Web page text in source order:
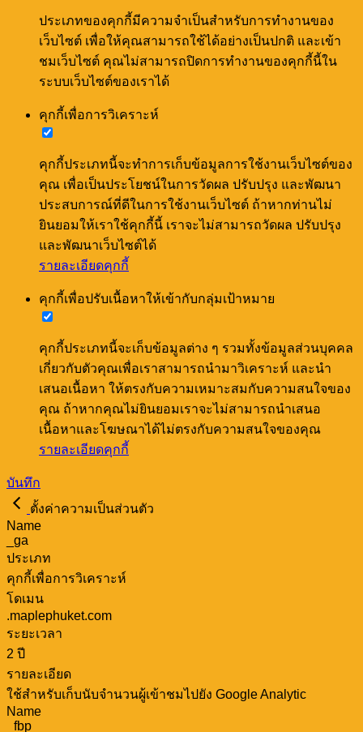
ประเภทของคุกกี้มีความจำเป็นสำหรับการทำงานของ
เว็บไซต์ เพื่อให้คุณสามารถใช้ได้อย่างเป็นปกติ และเข้า
ชมเว็บไซต์ คุณไม่สามารถปิดการทำงานของคุกกี้นี้ใน
ระบบเว็บไซต์ของเราได้
คุกกี้เพื่อการวิเคราะห์
คุกกี้ประเภทนี้จะทำการเก็บข้อมูลการใช้งานเว็บไซต์ของ
คุณ เพื่อเป็นประโยชน์ในการวัดผล ปรับปรุง และพัฒนา
ประสบการณ์ที่ดีในการใช้งานเว็บไซต์ ถ้าหากท่านไม่
ยินยอมให้เราใช้คุกกี้นี้ เราจะไม่สามารถวัดผล ปรับปรุง
และพัฒนาเว็บไซต์ได้
รายละเอียดคุกกี้
คุกกี้เพื่อปรับเนื้อหาให้เข้ากับกลุ่มเป้าหมาย
คุกกี้ประเภทนี้จะเก็บข้อมูลต่าง ๆ รวมทั้งข้อมูลส่วนบุคคล
เกี่ยวกับตัวคุณเพื่อเราสามารถนำมาวิเคราะห์ และนำ
เสนอเนื้อหา ให้ตรงกับความเหมาะสมกับความสนใจของ
คุณ ถ้าหากคุณไม่ยินยอมเราจะไม่สามารถนำเสนอ
เนื้อหาและโฆษณาได้ไม่ตรงกับความสนใจของคุณ
รายละเอียดคุกกี้
บันทึก
ตั้งค่าความเป็นส่วนตัว
Name
_ga
ประเภท
คุกกี้เพื่อการวิเคราะห์
โดเมน
.maplephuket.com
ระยะเวลา
2 ปี
รายละเอียด
ใช้สำหรับเก็บนับจำนวนผู้เข้าชมไปยัง Google Analytic
Name
_fbp